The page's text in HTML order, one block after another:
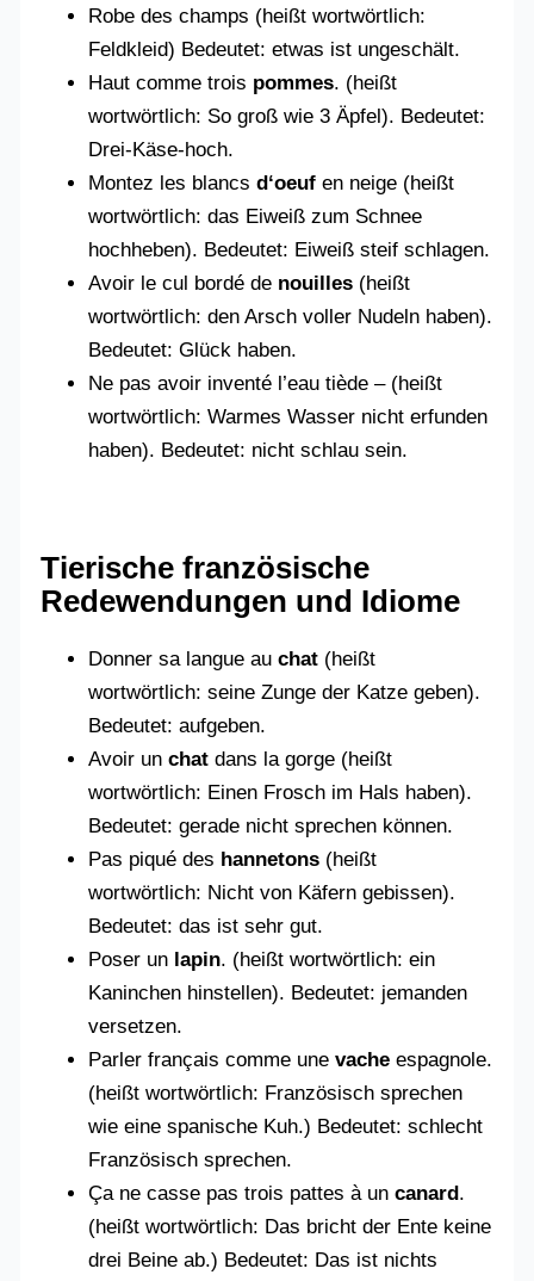
Robe des champs (heißt wortwörtlich:
Feldkleid) Bedeutet: etwas ist ungeschält.
Haut comme trois pommes. (heißt
wortwörtlich: So groß wie 3 Äpfel). Bedeutet:
Drei-Käse-hoch.
Montez les blancsd‘oeuf en neige (heißt
wortwörtlich: das Eiweiß zum Schnee
hochheben). Bedeutet: Eiweiß steif schlagen.
Avoir le cul bordé de nouilles (heißt
wortwörtlich: den Arsch voller Nudeln haben).
Bedeutet: Glück haben.
Ne pas avoir inventé l’eau tiède – (heißt
wortwörtlich: Warmes Wasser nicht erfunden
haben). Bedeutet: nicht schlau sein.
Tierische französische
Redewendungen und Idiome
Donner sa langue auchat (heißt
wortwörtlich: seine Zunge der Katze geben).
Bedeutet: aufgeben.
Avoir unchat dans la gorge (heißt
wortwörtlich: Einen Frosch im Hals haben).
Bedeutet: gerade nicht sprechen können.
Pas piqué des hannetons (heißt
wortwörtlich: Nicht von Käfern gebissen).
Bedeutet: das ist sehr gut.
Poser un lapin. (heißt wortwörtlich: ein
Kaninchen hinstellen). Bedeutet: jemanden
versetzen.
Parler français comme unevache espagnole.
(heißt wortwörtlich: Französisch sprechen
wie eine spanische Kuh.) Bedeutet: schlecht
Französisch sprechen.
Ça ne casse pas trois pattes à uncanard.
(heißt wortwörtlich: Das bricht der Ente keine
drei Beine ab.) Bedeutet: Das ist nichts